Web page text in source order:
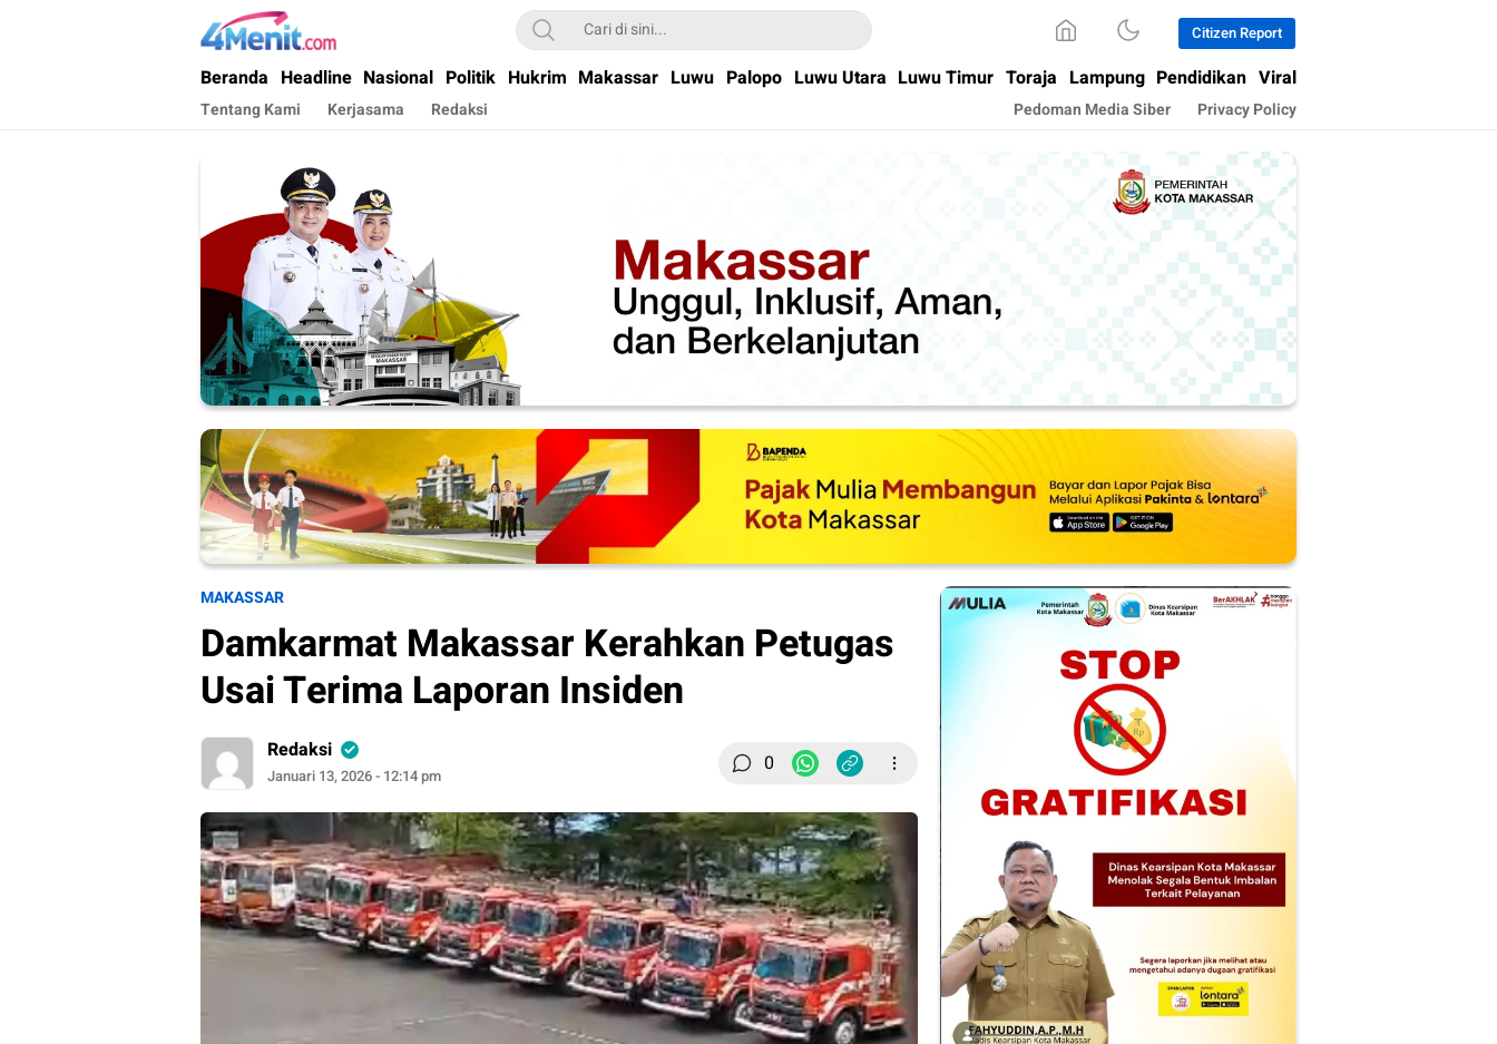
4menit.com
Mengungkap Kisah, Setiap Hari
Citizen Report
Beranda Headline Nasional Politik Hukrim Makassar Luwu Palopo Luwu Utara Luwu Timur Toraja Lampung Pendidikan Viral
Tentang Kami Kerjasama Redaksi Pedoman Media Siber Privacy Policy
MAKASSAR
Damkarmat Makassar Kerahkan Petugas
Usai Terima Laporan Insiden
Redaksi
Januari 13, 2026 - 12:14 pm 0